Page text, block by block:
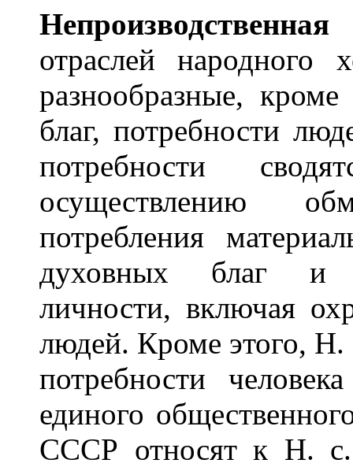
Непроизво
отраслей народного
разнообразные, кроме
благ, потребности
потребности
осуществлению
потребления
духовных благ и
личности, включая
людей. Кроме этого, Н.
потребности
единого
СССР относят к Н.